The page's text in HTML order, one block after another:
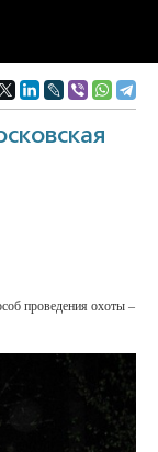
проведения охоты –